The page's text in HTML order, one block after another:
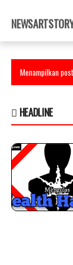
×
Menampilkan
HEADLINE